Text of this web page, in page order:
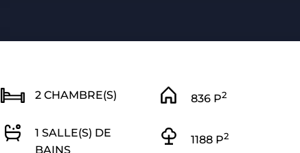
2 CHAMBRE(S)
1 SALLE(S) DE
BAINS
836 P2
1188 P2